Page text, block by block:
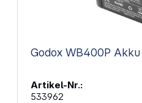
Godox
Artikel-Nr.:
533962